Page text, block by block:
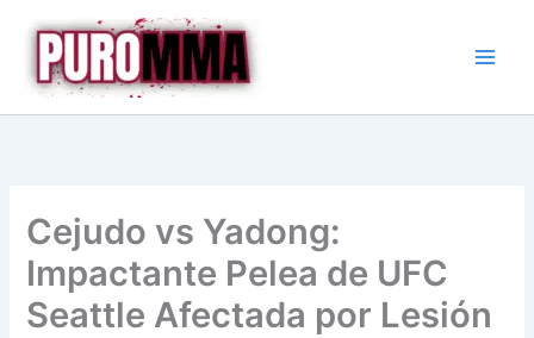
contenido
Cejudo vs Yadong:
Impactante Pelea de UFC
Seattle Afectada por Lesión